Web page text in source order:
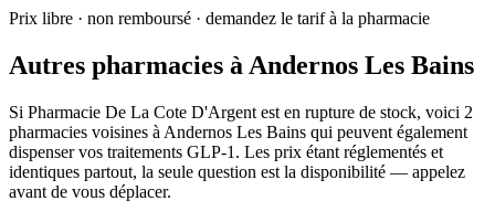
Prix libre · non remboursé · demandez le tarif à la pharmacie
Autres pharmacies à Andernos Les Bains
Si Pharmacie De La Cote D'Argent est en rupture de stock, voici 2
pharmacies voisines à Andernos Les Bains qui peuvent également
dispenser vos traitements GLP-1. Les prix étant réglementés et
identiques partout, la seule question est la disponibilité — appelez
avant de vous déplacer.